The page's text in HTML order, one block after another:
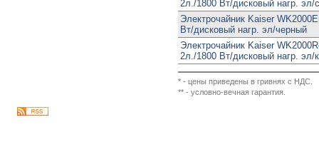
2л./1800 Вт/дисковый нагр. эл/
Электрочайник Kaiser
Вт/дисковый нагр. эл/черный
Электрочайник Kaiser
2л./1800 Вт/дисковый нагр. эл/
* - цены приведены в гривнях с НДС.
** - условно-вечная гарантия.